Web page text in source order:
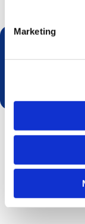
Marketing
Dies